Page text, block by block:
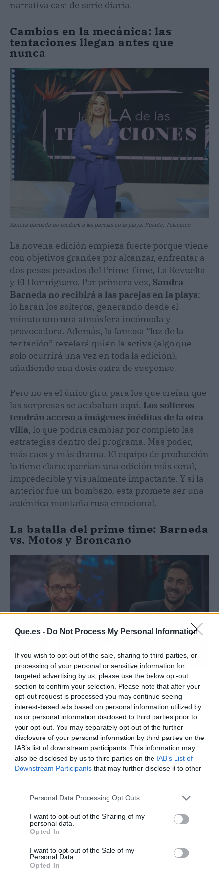
Que.es - Do Not Process My Personal Information
If you wish to opt-out of the sale, sharing to third parties, or
processing of your personal or sensitive information for
targeted advertising by us, please use the below opt-out
section to confirm your selection. Please note that after your
opt-out request is processed you may continue seeing
interest-based ads based on personal information utilized by
us or personal information disclosed to third parties prior to
your opt-out. You may separately opt-out of the further
disclosure of your personal information by third parties on the
IAB’s list of downstream participants. This information may
also be disclosed by us to third parties on the IAB’s List of
Downstream Participants that may further disclose it to other
Personal Data Processing Opt Outs
I want to opt-out of the Sharing of my
personal data.
Opted In
I want to opt-out of the Sale of my
Personal Data.
Opted In
narrativa casi de serie diaria.
Cambios en la mecánica: las
tentaciones llegan antes que
nunca
Sandra Barneda no recibirá a las parejas en la playa. Fuente: Telecinco
La novena edición empieza fuerte porque viene
con objetivos grandes por alcanzar, enfrentar a
dos pesos pesados del Prime Time, La Revuelta
y El Hormiguero. Por primera vez, Sandra
Barneda no recibirá a las parejas en la playa;
lo harán los solteros, generando desde el
minuto uno una atmósfera incómoda y
provocadora. Además, la famosa “luz de la
tentación” revelará quién la activa (algo que
solo ocurrirá una vez en toda la edición),
añadiendo una dosis extra de suspense.
Pero no es el único giro, para los que creían que
las sorpresas se acababan aquí. Los solteros
tendrán acceso a imágenes inéditas de la otra
villa, lo que podría cambiar por completo las
estrategias dentro del programa. Más poder,
más caos y más drama. El equipo de producción
lo tiene claro: querían una edición más coral,
impredecible y visualmente impactante. Y si la
anterior fue un bombazo, esta promete ser una
auténtica montaña rusa emocional.
La batalla del prime time: Barneda
vs. Motos y Broncano
La Isla de las Tentaciones 8 fue el único programa capaz de hacer temblar las
audiencias de El Hormiguero y La Revuelta. Fuente: Agencias
Telecinco no esconde su intención, quiere
poner en aprietos a los dos gigantes del access
prime time. Y la jugada tiene sentido. El año
pasado,La Isla de las Tentaciones 8 fue el
único programa capaz de hacer temblar las
audiencias de El Hormiguero y La Revuelta.
también sintió el golpe.
Esta vez, la batalla promete ser aún más
intensa. Mientras
invitados estrella como Juan del Val o William
para contrarrestar el estreno, Telecinco